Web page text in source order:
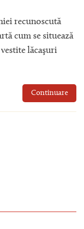
recunoscută
cum se situează
lăcaşuri
Continuare